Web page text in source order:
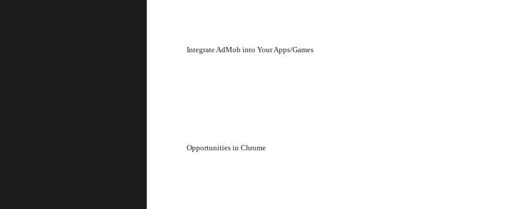
Integrate AdMob into Your Apps/Games
Opportunities in Chrome